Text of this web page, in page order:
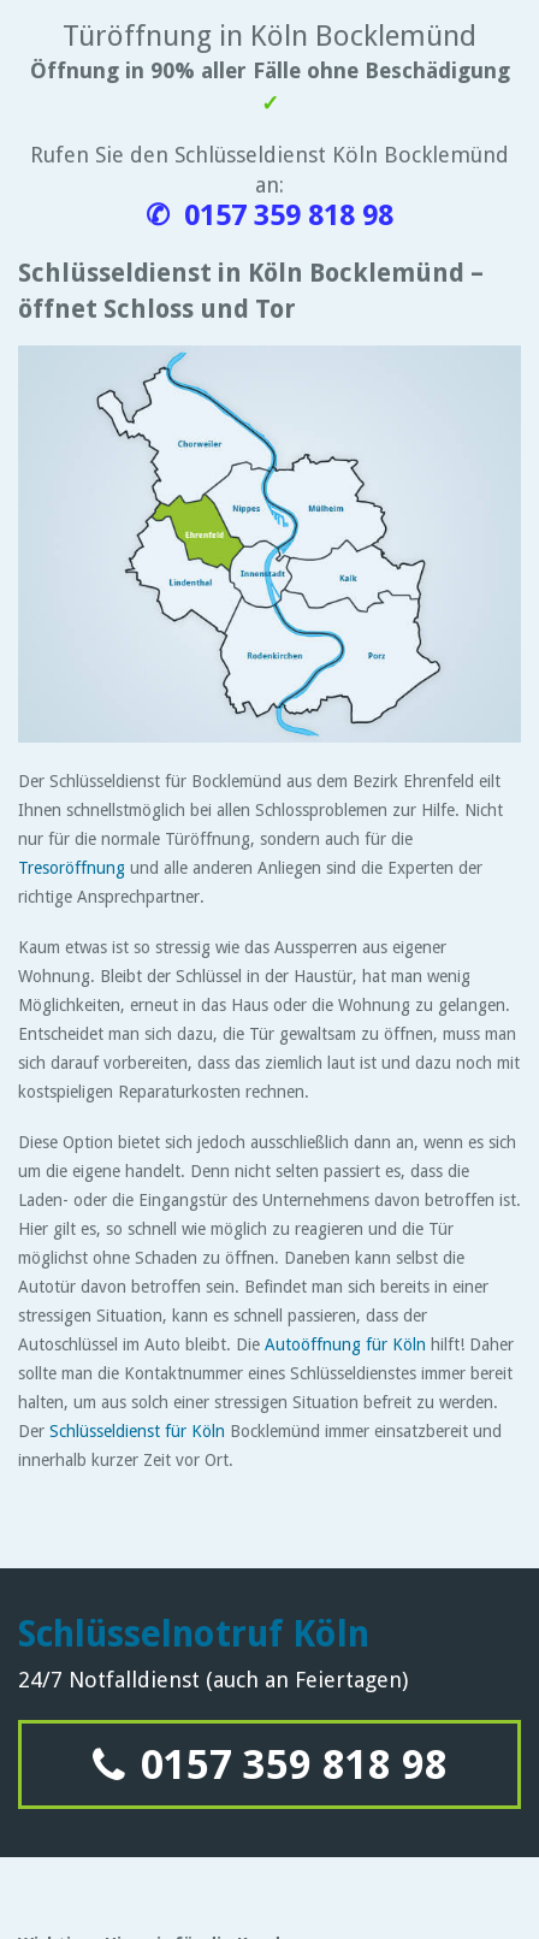
Türöffnung in Köln Bocklemünd
Öffnung in 90% aller Fälle ohne Beschädigung
✓
Rufen Sie den Schlüsseldienst Köln Bocklemünd
an:
✆ 0157 359 818 98
Schlüsseldienst in Köln Bocklemünd –
öffnet Schloss und Tor
Der Schlüsseldienst für Bocklemünd aus dem Bezirk Ehrenfeld eilt
Ihnen schnellstmöglich bei allen Schlossproblemen zur Hilfe. Nicht
nur für die normale Türöffnung, sondern auch für die
Tresoröffnung und alle anderen Anliegen sind die Experten der
richtige Ansprechpartner.
Kaum etwas ist so stressig wie das Aussperren aus eigener
Wohnung. Bleibt der Schlüssel in der Haustür, hat man wenig
Möglichkeiten, erneut in das Haus oder die Wohnung zu gelangen.
Entscheidet man sich dazu, die Tür gewaltsam zu öffnen, muss man
sich darauf vorbereiten, dass das ziemlich laut ist und dazu noch mit
kostspieligen Reparaturkosten rechnen.
Diese Option bietet sich jedoch ausschließlich dann an, wenn es sich
um die eigene handelt. Denn nicht selten passiert es, dass die
Laden- oder die Eingangstür des Unternehmens davon betroffen ist.
Hier gilt es, so schnell wie möglich zu reagieren und die Tür
möglichst ohne Schaden zu öffnen. Daneben kann selbst die
Autotür davon betroffen sein. Befindet man sich bereits in einer
stressigen Situation, kann es schnell passieren, dass der
Autoschlüssel im Auto bleibt. Die Autoöffnung für Köln hilft! Daher
sollte man die Kontaktnummer eines Schlüsseldienstes immer bereit
halten, um aus solch einer stressigen Situation befreit zu werden.
Der Schlüsseldienst für Köln Bocklemünd immer einsatzbereit und
innerhalb kurzer Zeit vor Ort.
Schlüsselnotruf Köln
24/7 Notfalldienst (auch an Feiertagen)
0157 359 818 98